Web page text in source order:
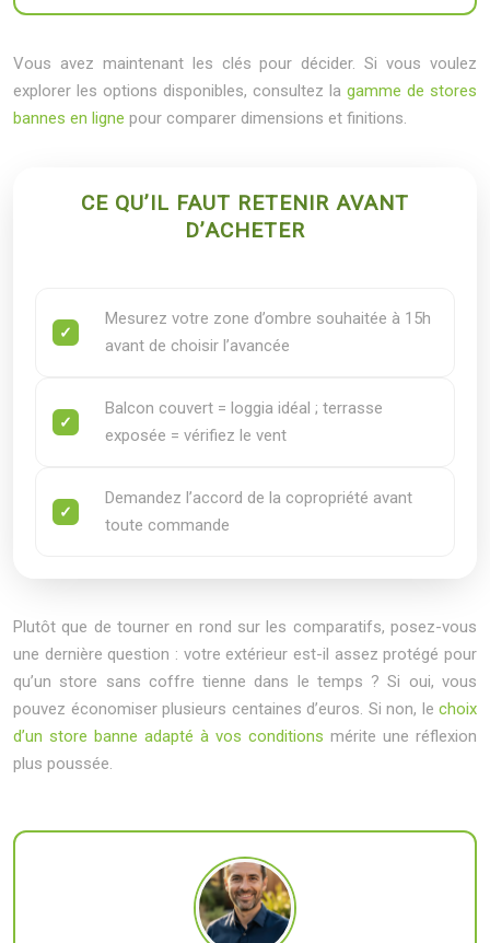
Vous avez maintenant les clés pour décider. Si vous voulez
explorer les options disponibles, consultez la gamme de stores
bannes en ligne pour comparer dimensions et finitions.
CE QU’IL FAUT RETENIR AVANT
D’ACHETER
Mesurez votre zone d’ombre souhaitée à 15h
avant de choisir l’avancée
Balcon couvert = loggia idéal ; terrasse
exposée = vérifiez le vent
Demandez l’accord de la copropriété avant
toute commande
Plutôt que de tourner en rond sur les comparatifs, posez-vous
une dernière question : votre extérieur est-il assez protégé pour
qu’un store sans coffre tienne dans le temps ? Si oui, vous
pouvez économiser plusieurs centaines d’euros. Si non, le choix
d’un store banne adapté à vos conditions mérite une réflexion
plus poussée.